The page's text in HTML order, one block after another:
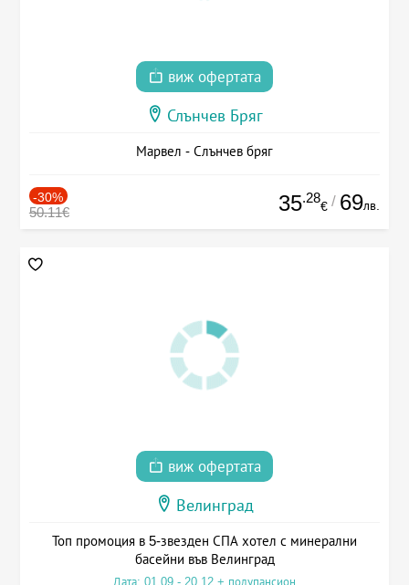
виж офертата
Слънчев Бряг
Марвел - Слънчев бряг
-30%
50.11€ 35.28
€ / 69лв.
виж офертата
Велинград
Топ промоция в 5-звезден СПА хотел с минерални
басейни във Велинград
Дата: 01.09 - 20.12 + полупансион